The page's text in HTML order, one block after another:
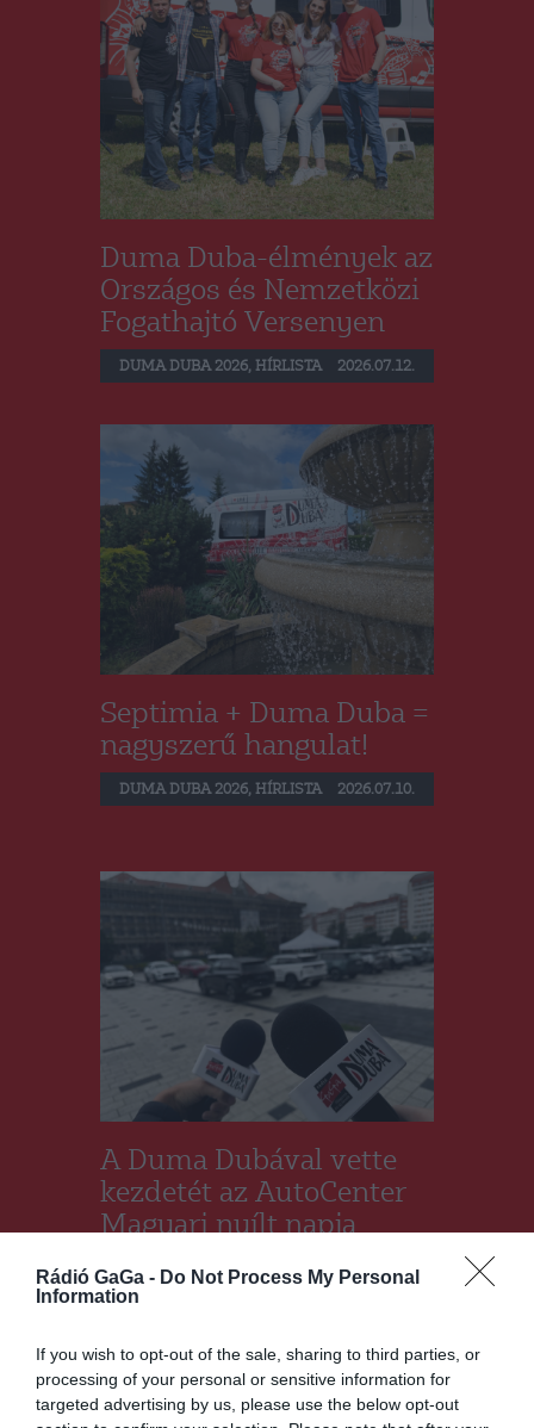
Rádió GaGa - Do Not Process My Personal
Information
If you wish to opt-out of the sale, sharing to third parties, or
processing of your personal or sensitive information for
targeted advertising by us, please use the below opt-out
Duma Duba-élmények az
Országos és Nemzetközi
Fogathajtó Versenyen
DUMA DUBA 2026, HÍRLISTA 2026.07.12.
Septimia + Duma Duba =
nagyszerű hangulat!
DUMA DUBA 2026, HÍRLISTA 2026.07.10.
A Duma Dubával vette
kezdetét az AutoCenter
Magyari nyílt napja
DUMA DUBA 2026